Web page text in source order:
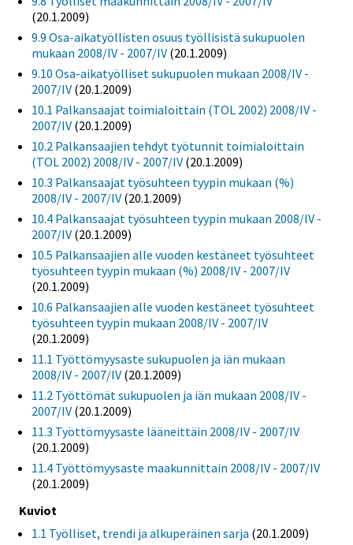
(20.1.2009)
9.9 Osa-aikatyöllisten osuus työllisistä sukupuolen
mukaan 2008/IV - 2007/IV (20.1.2009)
9.10 Osa-aikatyölliset sukupuolen mukaan 2008/IV -
2007/IV (20.1.2009)
10.1 Palkansaajat toimialoittain (TOL 2002) 2008/IV -
2007/IV (20.1.2009)
10.2 Palkansaajien tehdyt työtunnit toimialoittain
(TOL 2002) 2008/IV - 2007/IV (20.1.2009)
10.3 Palkansaajat työsuhteen tyypin mukaan (%)
2008/IV - 2007/IV (20.1.2009)
10.4 Palkansaajat työsuhteen tyypin mukaan 2008/IV -
2007/IV (20.1.2009)
10.5 Palkansaajien alle vuoden kestäneet työsuhteet
työsuhteen tyypin mukaan (%) 2008/IV - 2007/IV
(20.1.2009)
10.6 Palkansaajien alle vuoden kestäneet työsuhteet
työsuhteen tyypin mukaan 2008/IV - 2007/IV
(20.1.2009)
11.1 Työttömyysaste sukupuolen ja iän mukaan
2008/IV - 2007/IV (20.1.2009)
11.2 Työttömät sukupuolen ja iän mukaan 2008/IV -
2007/IV (20.1.2009)
11.3 Työttömyysaste lääneittäin 2008/IV - 2007/IV
(20.1.2009)
11.4 Työttömyysaste maakunnittain 2008/IV - 2007/IV
(20.1.2009)
Kuviot
1.1 Työlliset, trendi ja alkuperäinen sarja (20.1.2009)